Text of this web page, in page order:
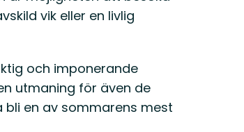
vik eller en livlig
och imponerande
utmaning för även de
bli en av sommarens mest